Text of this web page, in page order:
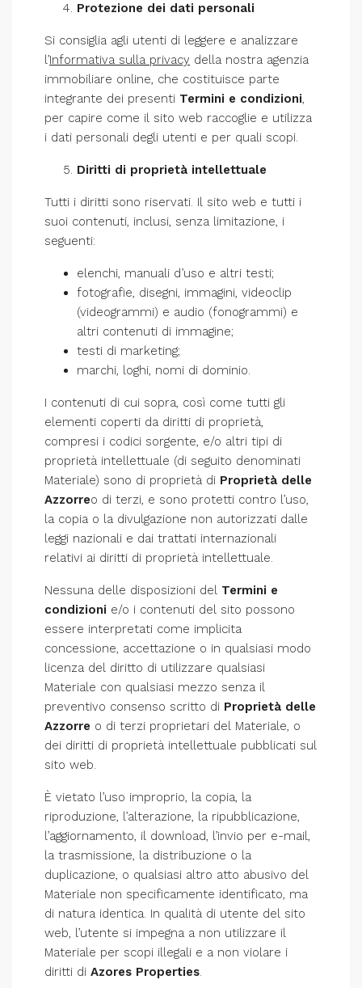
Protezione dei dati personali
Si consiglia agli utenti di leggere e analizzare
l’Informativa sulla privacy della nostra agenzia
immobiliare online, che costituisce parte
integrante dei presenti Termini e condizioni,
per capire come il sito web raccoglie e utilizza
i dati personali degli utenti e per quali scopi.
Diritti di proprietà intellettuale
Tutti i diritti sono riservati. Il sito web e tutti i
suoi contenuti, inclusi, senza limitazione, i
seguenti:
elenchi, manuali d’uso e altri testi;
fotografie, disegni, immagini, videoclip
(videogrammi) e audio (fonogrammi) e
altri contenuti di immagine;
testi di marketing;
marchi, loghi, nomi di dominio.
I contenuti di cui sopra, così come tutti gli
elementi coperti da diritti di proprietà,
compresi i codici sorgente, e/o altri tipi di
proprietà intellettuale (di seguito denominati
Materiale) sono di proprietà di Proprietà delle
Azzorreo di terzi, e sono protetti contro l’uso,
la copia o la divulgazione non autorizzati dalle
leggi nazionali e dai trattati internazionali
relativi ai diritti di proprietà intellettuale.
Nessuna delle disposizioni del Termini e
condizioni e/o i contenuti del sito possono
essere interpretati come implicita
concessione, accettazione o in qualsiasi modo
licenza del diritto di utilizzare qualsiasi
Materiale con qualsiasi mezzo senza il
preventivo consenso scritto di Proprietà delle
Azzorre o di terzi proprietari del Materiale, o
dei diritti di proprietà intellettuale pubblicati sul
sito web.
È vietato l’uso improprio, la copia, la
riproduzione, l’alterazione, la ripubblicazione,
l’aggiornamento, il download, l’invio per e-mail,
la trasmissione, la distribuzione o la
duplicazione, o qualsiasi altro atto abusivo del
Materiale non specificamente identificato, ma
di natura identica. In qualità di utente del sito
web, l’utente si impegna a non utilizzare il
Materiale per scopi illegali e a non violare i
diritti di Azores Properties.